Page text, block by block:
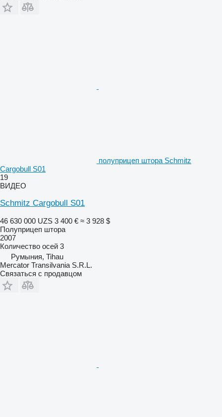
полуприцеп штора Schmitz
Cargobull S01
19
ВИДЕО
Schmitz Cargobull S01
46 630 000 UZS 3 400 € ≈ 3 928 $
Полуприцеп штора
2007
Количество осей 3
Румыния, Tihau
Mercator Transilvania S.R.L.
Связаться с продавцом